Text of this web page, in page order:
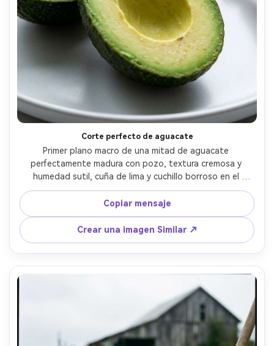
Corte perfecto de aguacate
Primer plano macro de una mitad de aguacate
perfectamente madura con pozo, textura cremosa y
humedad sutil, cuña de lima y cuchillo borroso en el
fondo, luz difusa brillante, aspecto macro de 100 mm,
enfoque agudo en el detalle de la carne, ultra-realista,
limpio estilo de comida moderna- -ar 4:5
Copiar mensaje
Crear una imagen Similar ↗